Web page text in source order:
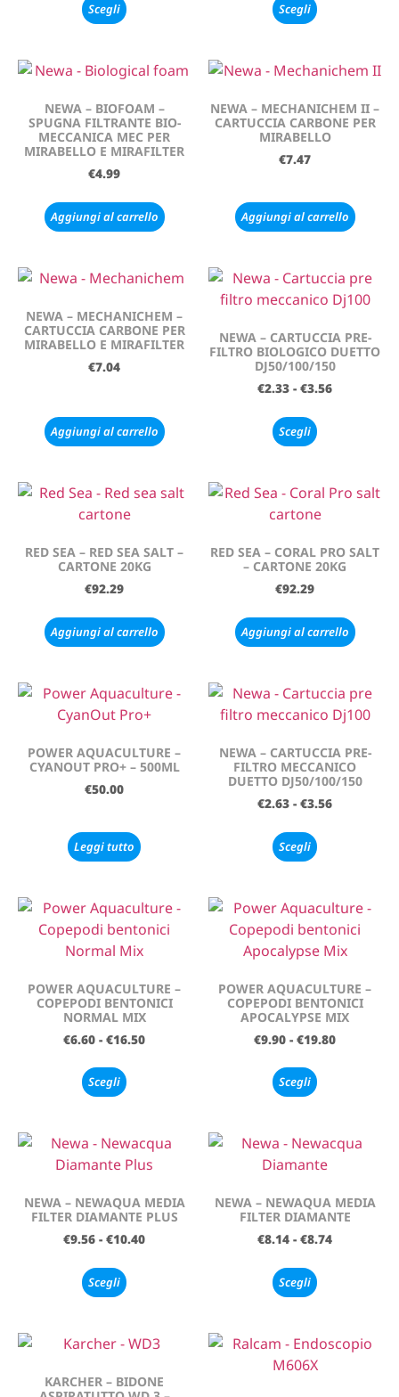
Scegli Scegli
NEWA – BIOFOAM –
SPUGNA FILTRANTE BIO-
MECCANICA MEC PER
MIRABELLO E MIRAFILTER
€4.99
Aggiungi al carrello
NEWA – MECHANICHEM II –
CARTUCCIA CARBONE PER
MIRABELLO
€7.47
Aggiungi al carrello
NEWA – MECHANICHEM –
CARTUCCIA CARBONE PER
MIRABELLO E MIRAFILTER
€7.04
Aggiungi al carrello
NEWA – CARTUCCIA PRE-
FILTRO BIOLOGICO DUETTO
DJ50/100/150
€2.33 - €3.56
Scegli
RED SEA – RED SEA SALT –
CARTONE 20KG
€92.29
Aggiungi al carrello
RED SEA – CORAL PRO SALT
– CARTONE 20KG
€92.29
Aggiungi al carrello
POWER AQUACULTURE –
CYANOUT PRO+ – 500ML
€50.00
Leggi tutto
NEWA – CARTUCCIA PRE-
FILTRO MECCANICO
DUETTO DJ50/100/150
€2.63 - €3.56
Scegli
POWER AQUACULTURE –
COPEPODI BENTONICI
NORMAL MIX
€6.60 - €16.50
Scegli
POWER AQUACULTURE –
COPEPODI BENTONICI
APOCALYPSE MIX
€9.90 - €19.80
Scegli
NEWA – NEWAQUA MEDIA
FILTER DIAMANTE PLUS
€9.56 - €10.40
Scegli
NEWA – NEWAQUA MEDIA
FILTER DIAMANTE
€8.14 - €8.74
Scegli
KARCHER – BIDONE